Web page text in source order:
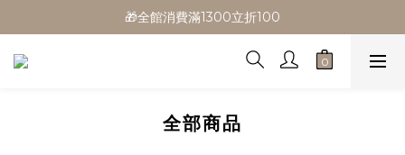
🎁全館消費滿1300立折100
🎁全館消費滿1300立折100
🎉新會員首購/超取免運
🎁全館消費滿1300立折100
全部商品